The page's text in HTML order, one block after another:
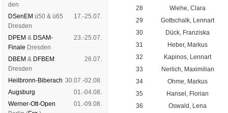
den
DSenEM ü50 & ü65
Dres­den
17.-25.07.
DPEM & DSAM-
Finale Dres­den
23.-25.07.
DBEM & DFBEM
Dres­den
26.07.
Heil­bronn-Bi­ber­ach 30.07.-02.08.
Augs­burg
01.-04.08.
Werner-Ott-Open
01.-09.08.
28
Wiehe, Clara
29
Gottschalk, Lennart
30
Dück, Franziska
31
Heber, Markus
32
Kapinos, Lennart
33
Nerlich, Maximilian
34
Ohme, Markus
35
Hansel, Florian
36
Oswald, Lena